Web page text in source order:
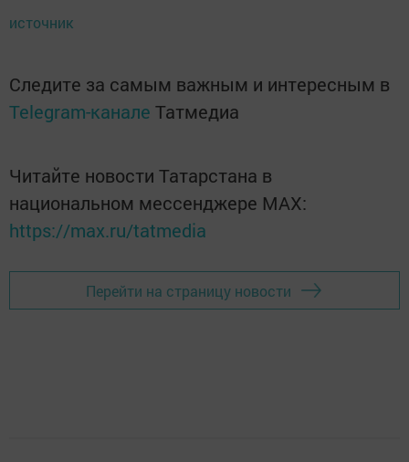
источник
Следите за самым важным и интересным в
Telegram-канале Татмедиа
Читайте новости Татарстана в
национальном мессенджере MАХ:
https://max.ru/tatmedia
Перейти на страницу новости